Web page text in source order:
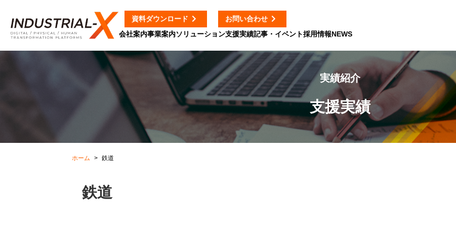
会社案内事業案内ソリューション支援実績記事・イベント採用情報NEWS
資料ダウンロード お問い合わせ
実績紹介
支援実績
ホーム 鉄道
鉄道